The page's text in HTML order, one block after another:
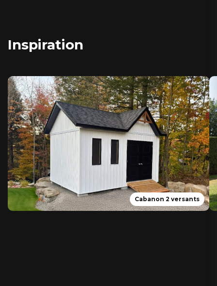
Inspiration
Cabanon 2 versants